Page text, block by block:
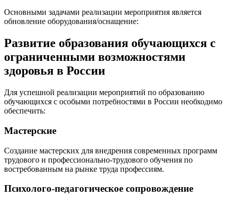
Основными задачами реализации мероприятия является
обновление оборудования/оснащение:
Развитие образования обучающихся с
ограниченными возможностями
здоровья в России
Для успешной реализации мероприятий по образованию
обучающихся с особыми потребностями в России необходимо
обеспечить:
Мастерские
Создание мастерских для внедрения современных программ
трудового и профессионально-трудового обучения по
востребованным на рынке труда профессиям.
Психолого-педагогическое сопровождение